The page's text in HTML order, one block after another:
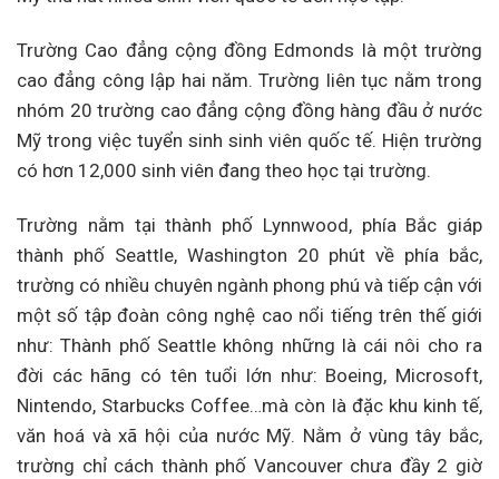
Trường Cao đẳng cộng đồng Edmonds là một trường
cao đẳng công lập hai năm. Trường liên tục nằm trong
nhóm 20 trường cao đẳng cộng đồng hàng đầu ở nước
Mỹ trong việc tuyển sinh sinh viên quốc tế. Hiện trường
có hơn 12,000 sinh viên đang theo học tại trường.
Trường nằm tại thành phố Lynnwood, phía Bắc giáp
thành phố Seattle, Washington 20 phút về phía bắc,
trường có nhiều chuyên ngành phong phú và tiếp cận với
một số tập đoàn công nghệ cao nổi tiếng trên thế giới
như: Thành phố Seattle không những là cái nôi cho ra
đời các hãng có tên tuổi lớn như: Boeing, Microsoft,
Nintendo, Starbucks Coffee…mà còn là đặc khu kinh tế,
văn hoá và xã hội của nước Mỹ. Nằm ở vùng tây bắc,
trường chỉ cách thành phố Vancouver chưa đầy 2 giờ